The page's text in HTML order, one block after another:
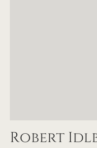
Robert